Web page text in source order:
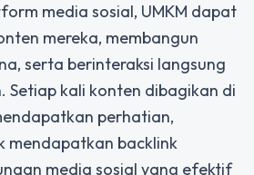
media sosial, UMKM dapat
mereka, membangun
serta berinteraksi langsung
Setiap kali konten dibagikan di
perhatian,
mendapatkan backlink
media sosial yang efektif